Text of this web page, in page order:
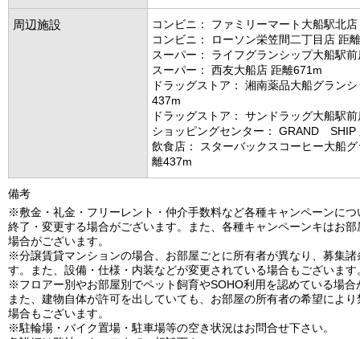
周辺施設
コンビニ： ファミリーマート大船駅北
コンビニ： ローソン栄笠間二丁目店 距
スーパー： ライフグランシップ大船駅
スーパー： 西友大船店 距離671m
ドラッグストア： 湘南薬品大船グラン
437m
ドラッグストア： サンドラッグ大船駅
ショッピングセンター： GRAND SHIP
飲食店： スターバックスコーヒー大船
離437m
備考
※敷金・礼金・フリーレント・仲介手数料など各種キャンペーンにつ
終了・変更する場合がございます。また、各種キャンペーンキはお
場合がございます。
※分譲賃貸マンションの場合、お部屋ごとに所有者が異なり、募集諸
す。また、設備・仕様・内装などが変更されている場合もございます
※フロアー別やお部屋別でペット飼育やSOHO利用を認めている場合
また、建物自体が許可を出していても、お部屋の所有者の希望によ
場合もございます。
※駐輪場・バイク置場・駐車場等の空き状況はお問合せ下さい。